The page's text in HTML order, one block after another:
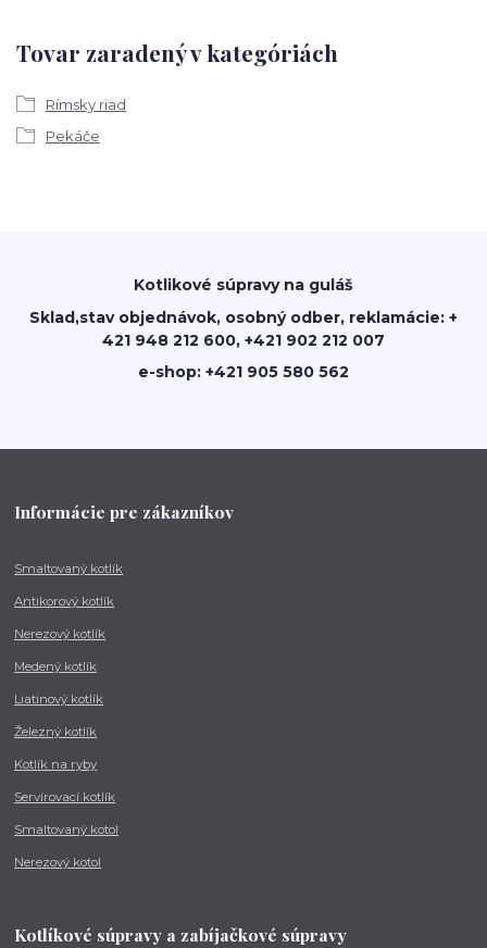
Tovar zaradený v kategóriách
Rímsky riad
Pekáče
Kotlikové súpravy na guláš
Sklad,stav objednávok, osobný odber, reklamácie: +
421 948 212 600, +421 902 212 007
e-shop: +421 905 580 562
Informácie pre zákazníkov
Smaltovaný kotlík
Antikorový kotlík
Nerezový kotlík
Medený kotlík
Liatinový kotlík
Železný kotlík
Kotlík na ryby
Servírovací kotlík
Smaltovaný kotol
Nerezový kotol
Kotlíkové súpravy a zabíjačkové súpravy